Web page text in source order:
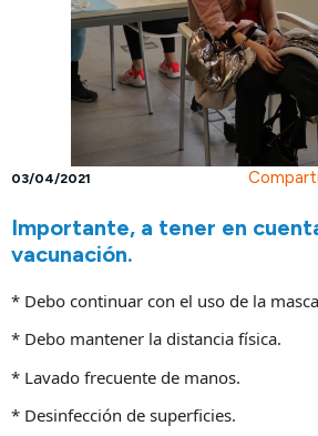
03/04/2021
Importante, a tener en
vacunación.
* Debo continuar con el uso de la
* Debo mantener la distancia física.
* Lavado frecuente de manos.
* Desinfección de superficies.